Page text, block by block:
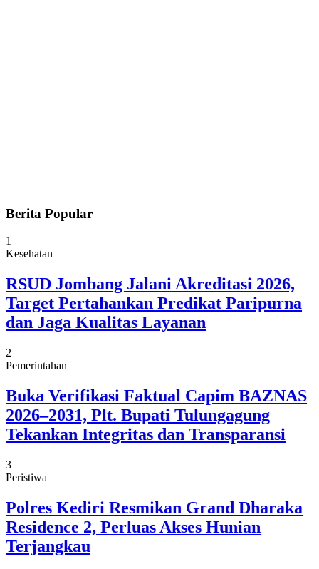
Berita Popular
1
Kesehatan
RSUD Jombang Jalani Akreditasi 2026,
Target Pertahankan Predikat Paripurna
dan Jaga Kualitas Layanan
2
Pemerintahan
Buka Verifikasi Faktual Capim BAZNAS
2026–2031, Plt. Bupati Tulungagung
Tekankan Integritas dan Transparansi
3
Peristiwa
Polres Kediri Resmikan Grand Dharaka
Residence 2, Perluas Akses Hunian
Terjangkau